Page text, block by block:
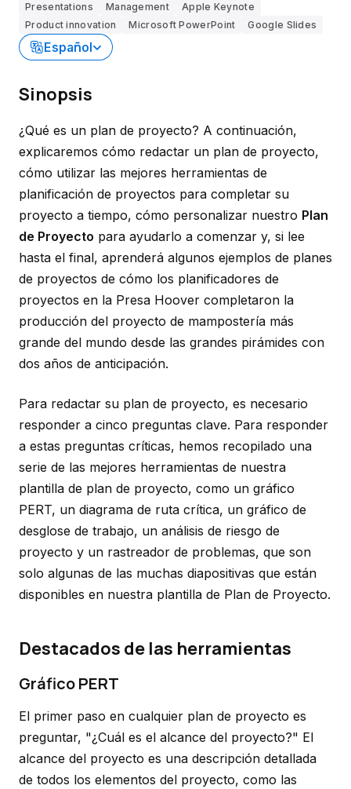
Presentations Management
Apple Keynote
Product innovation
Microsoft PowerPoint Google Slides
Español
Sinopsis
¿Qué es un plan de proyecto? A continuación,
explicaremos cómo redactar un plan de proyecto,
cómo utilizar las mejores herramientas de
planificación de proyectos para completar su
proyecto a tiempo, cómo personalizar nuestro Plan
de Proyecto para ayudarlo a comenzar y, si lee
hasta el final, aprenderá algunos ejemplos de planes
de proyectos de cómo los planificadores de
proyectos en la Presa Hoover completaron la
producción del proyecto de mampostería más
grande del mundo desde las grandes pirámides con
dos años de anticipación.
Para redactar su plan de proyecto, es necesario
responder a cinco preguntas clave. Para responder
a estas preguntas críticas, hemos recopilado una
serie de las mejores herramientas de nuestra
plantilla de plan de proyecto, como un gráfico
PERT, un diagrama de ruta crítica, un gráfico de
desglose de trabajo, un análisis de riesgo de
proyecto y un rastreador de problemas, que son
solo algunas de las muchas diapositivas que están
disponibles en nuestra plantilla de Plan de Proyecto.
Destacados de las herramientas
Gráfico PERT
El primer paso en cualquier plan de proyecto es
preguntar, "¿Cuál es el alcance del proyecto?" El
alcance del proyecto es una descripción detallada
de todos los elementos del proyecto, como las